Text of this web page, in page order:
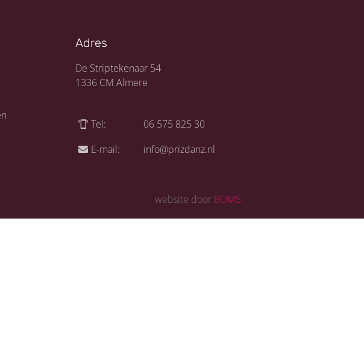
Adres
De Striptekenaar 54
1336 CM Almere
Tel:
06 575 825 30
E-mail:
info@prizdanz.nl
website door BOMS